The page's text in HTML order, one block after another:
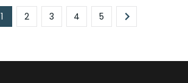
În prezent, citiți pagina
1
Pagină
2
Pagină
3
Pagină
4
Pagină
5